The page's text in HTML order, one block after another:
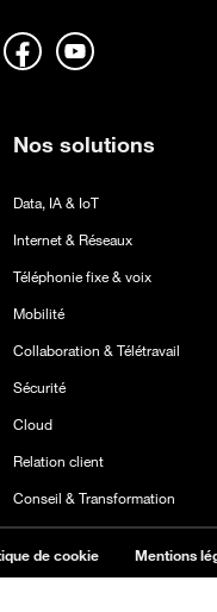
- ouverture dans un nouvel onglet
sur linkedin - ouverture dans un
Suivez-nous sur facebook - ouverture
Suivez-nous sur youtube -
Nos solutions
Data, IA & IoT
Internet & Réseaux
Téléphonie fixe & voix
Mobilité
Collaboration & Télétravail
Sécurité
Cloud
Relation client
Conseil & Transformation
de cookie Mentions